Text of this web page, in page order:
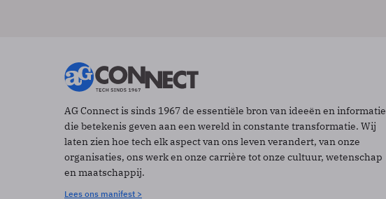
AG Connect is sinds 1967 de essentiële bron van ideeën en informatie
die betekenis geven aan een wereld in constante transformatie. Wij
laten zien hoe tech elk aspect van ons leven verandert, van onze
organisaties, ons werk en onze carrière tot onze cultuur, wetenschap
en maatschappij.
Lees ons manifest >